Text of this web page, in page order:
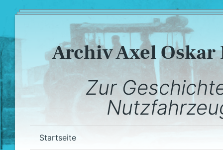
Archiv Axel
Zur
Startseite